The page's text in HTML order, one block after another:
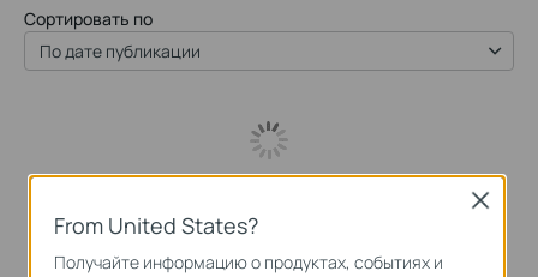
Сортировать по
По дате публикации
From United States?
Получайте информацию о продуктах, событиях и
Close